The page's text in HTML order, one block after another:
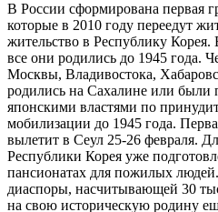
В России сформирована первая
которые в 2010 году переедут
жительство в Республику
все они родились до 1945 года.
Москвы, Владивостока,
родились на Сахалине или были
японскими властями по
мобилизации до 1945 года.
вылетит в Сеул 25-26 февраля.
Республики Корея уже
пансионатах для пожилых
диаспоры, насчитывающей 30
на свою историческую родину